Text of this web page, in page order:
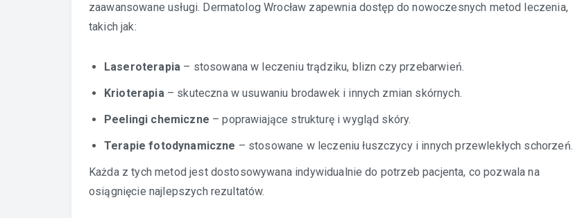
zaawansowane usługi. Dermatolog Wrocław zapewnia dostęp do nowoczesnych metod leczenia,
takich jak:
Laseroterapia – stosowana w leczeniu trądziku, blizn czy przebarwień.
Krioterapia– skuteczna w usuwaniu brodawek i innych zmian skórnych.
Peelingi chemiczne – poprawiające strukturę i wygląd skóry.
Terapie fotodynamiczne – stosowane w leczeniu łuszczycy i innych przewlekłych schorzeń.
Każda z tych metod jest dostosowywana indywidualnie do potrzeb pacjenta, co pozwala na
osiągnięcie najlepszych rezultatów.